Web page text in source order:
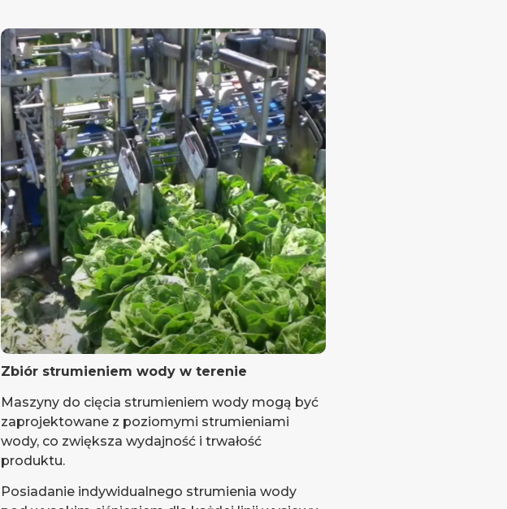
Zbiór strumieniem wody w terenie
Maszyny do cięcia strumieniem wody mogą być
zaprojektowane z poziomymi strumieniami
wody, co zwiększa wydajność i trwałość
produktu.
Posiadanie indywidualnego strumienia wody